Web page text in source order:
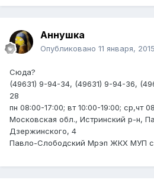
Аннушка
Опубликовано 11 января, 2015
Сюда?
(49631) 9-94-34, (49631) 9-94-36,
28
пн 08:00-17:00; вт 10:00-19:00; ср,чт
Московская обл., Истринский р-н,
Дзержинского, 4
Павло-Слободский Мрэп ЖКХ МУП